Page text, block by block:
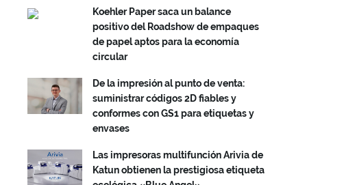
Koehler Paper saca un balance
positivo del Roadshow de empaques
de papel aptos para la economía
circular
De la impresión al punto de venta:
suministrar códigos 2D fiables y
conformes con GS1 para etiquetas y
envases
Las impresoras multifunción Arivia de
Katun obtienen la prestigiosa etiqueta